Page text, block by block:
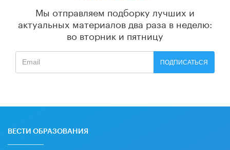
Мы отправляем подборку лучших и
актуальных материалов два раза в неделю:
во вторник и пятницу
ПОДПИСАТЬСЯ
ВЕСТИ ОБРАЗОВАНИЯ